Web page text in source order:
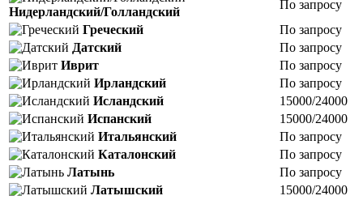
Нидерландский/Голландский
По запросу
Греческий
По запросу
Датский
По запросу
Иврит
По запросу
Ирландский
По запросу
Исландский
15000/24000
Испанский
15000/24000
Итальянский
По запросу
Каталонский
По запросу
Латынь
По запросу
Латышский
15000/24000